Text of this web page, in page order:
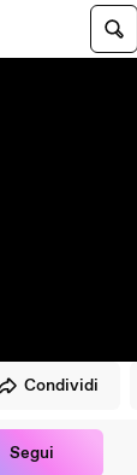
Condividi
Segui